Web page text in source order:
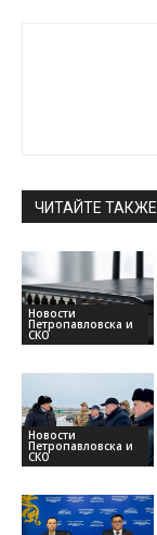
ЧИТАЙТЕ ТАКЖЕ
Новости
Петропавловска и
СКО
Новости
Петропавловска и
СКО